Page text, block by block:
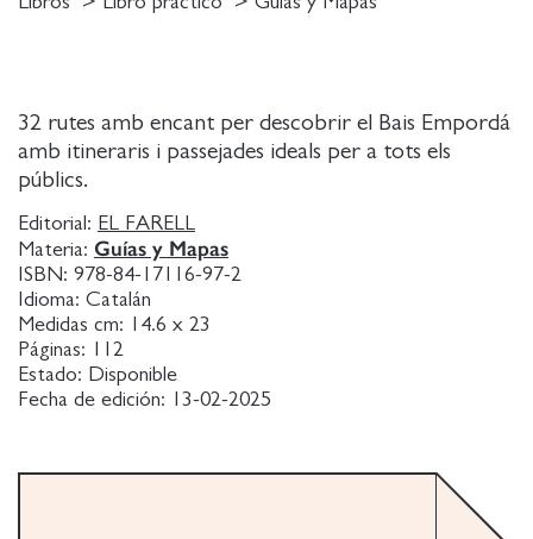
32 rutes amb encant per descobrir el Bais Empordá
amb itineraris i passejades ideals per a tots els
públics.
Editorial: EL FARELL
Materia: Guías y Mapas
ISBN: 978-84-17116-97-2
Idioma: Catalán
Medidas cm:
14.6 x 23
Páginas:
112
Estado: Disponible
Fecha de edición:
13-02-2025